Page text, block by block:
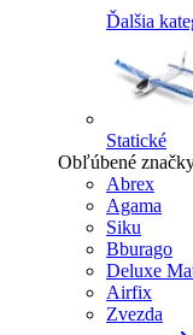
Ďalšia
Statické
Obľúbené
Abrex
Agama
Siku
Bburago
Deluxe
Airfix
Zvezda